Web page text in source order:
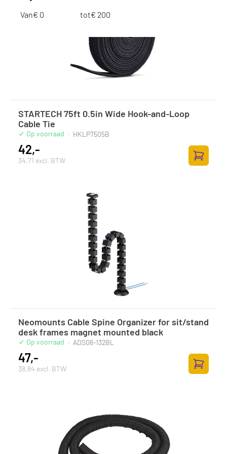
Van€ tot€
STARTECH 75ft 0.5in Wide Hook-and-Loop
Cable Tie
Op voorraad · HKLP7505B
42,-
34,71 excl. BTW
Neomounts Cable Spine Organizer for sit/stand
desk frames magnet mounted black
Op voorraad · ADS06-132BL
47,-
38,84 excl. BTW